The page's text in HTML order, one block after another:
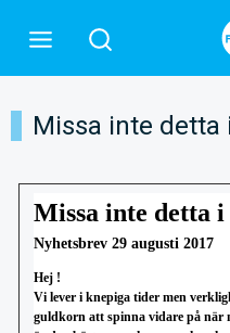
Missa inte detta